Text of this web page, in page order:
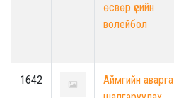
өсвөр үеийн
волейбол
1642
Аймгийн аварга